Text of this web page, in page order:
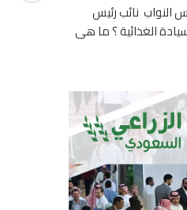
النائب هشام الحصري
النواب نائب رئيس...
نائب رئيس
الغذائية ؟ ما هى